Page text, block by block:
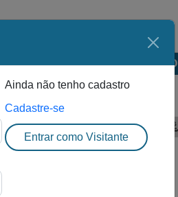
Lote:003 FECHADO
Ainda não tenho cadastro
Cadastre-se
Entrar como Visitante